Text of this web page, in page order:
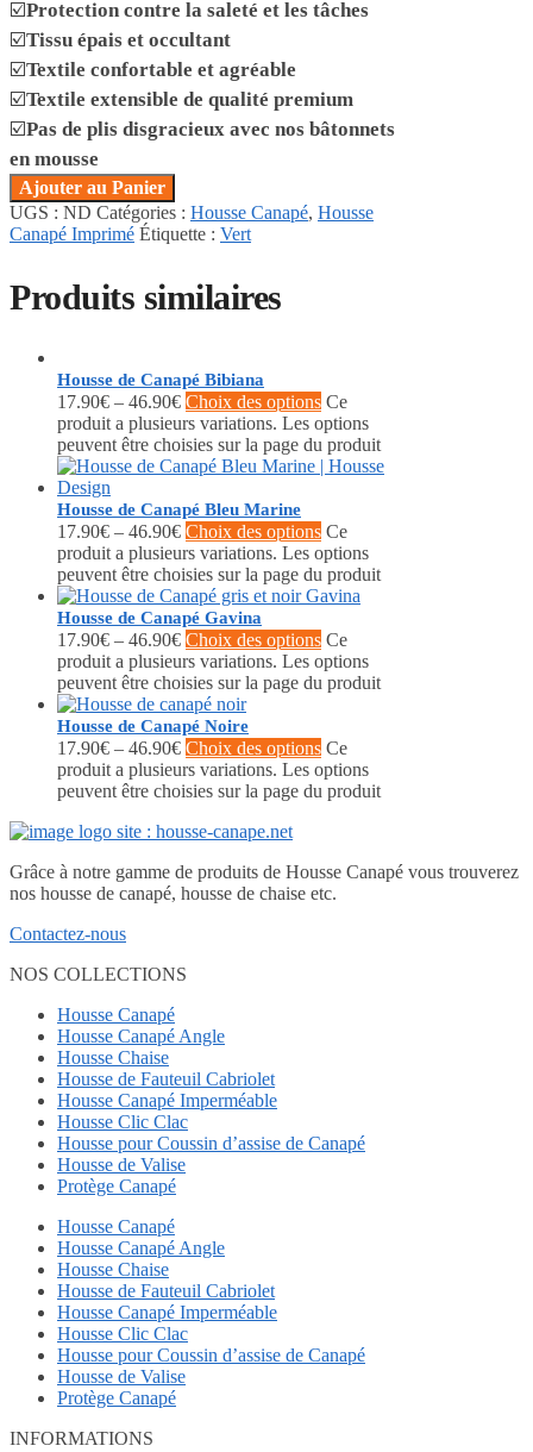
☑️Protection contre la saleté et les tâches
☑️Tissu épais et occultant
☑️Textile confortable et agréable
☑️Textile extensible de qualité premium
☑️Pas de plis disgracieux avec nos bâtonnets
en mousse
Ajouter au Panier
UGS : ND Catégories : Housse Canapé, Housse
Canapé Imprimé Étiquette : Vert
Produits similaires
Housse de Canapé Bibiana
17.90€ – 46.90€ Choix des options Ce
produit a plusieurs variations. Les options
peuvent être choisies sur la page du produit
Housse de Canapé Bleu Marine
17.90€ – 46.90€ Choix des options Ce
produit a plusieurs variations. Les options
peuvent être choisies sur la page du produit
Housse de Canapé Gavina
17.90€ – 46.90€ Choix des options Ce
produit a plusieurs variations. Les options
peuvent être choisies sur la page du produit
Housse de Canapé Noire
17.90€ – 46.90€ Choix des options Ce
produit a plusieurs variations. Les options
peuvent être choisies sur la page du produit
Grâce à notre gamme de produits de Housse Canapé vous trouverez
nos housse de canapé, housse de chaise etc.
Contactez-nous
NOS COLLECTIONS
Housse Canapé
Housse Canapé Angle
Housse Chaise
Housse de Fauteuil Cabriolet
Housse Canapé Imperméable
Housse Clic Clac
Housse pour Coussin d’assise de Canapé
Housse de Valise
Protège Canapé
Housse Canapé
Housse Canapé Angle
Housse Chaise
Housse de Fauteuil Cabriolet
Housse Canapé Imperméable
Housse Clic Clac
Housse pour Coussin d’assise de Canapé
Housse de Valise
Protège Canapé
INFORMATIONS